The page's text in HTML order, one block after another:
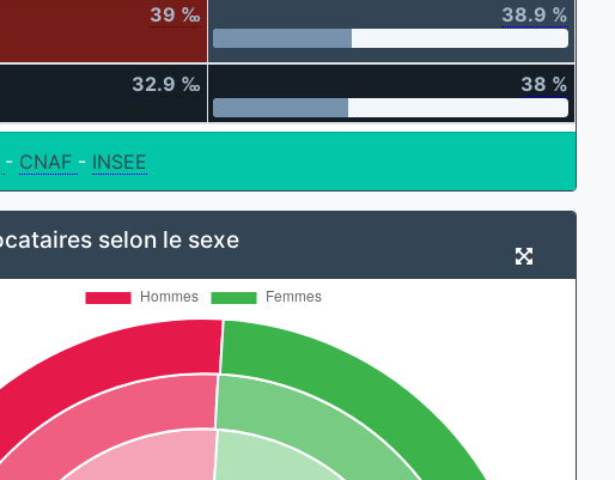
39 ‰ 38.9 %
32.9 ‰ 38 %
- CNAF - INSEE
selon le sexe